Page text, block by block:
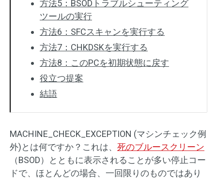
方法5：BSODトラブルシューティング
ツールの実行
方法6：SFCスキャンを実行する
方法7：CHKDSKを実行する
方法8：このPCを初期状態に戻す
役立つ提案
結語
MACHINE_CHECK_EXCEPTION (マシンチェック例
外)とは何ですか？これは、 死のブルースクリーン
（BSOD）とともに表示されることが多い停止コー
ドで、ほとんどの場合、一回限りのものではあり